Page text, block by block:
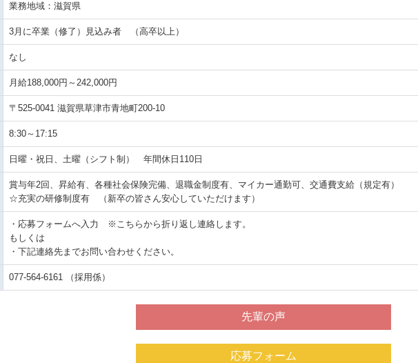
業務地域：滋賀県
3月に卒業（修了）見込み者 （高卒以上）
なし
月給188,000円～242,000円
〒525-0041 滋賀県草津市青地町200-10
8:30～17:15
日曜・祝日、土曜（シフト制） 年間休日110日
賞与年2回、昇給有、各種社会保険完備、退職金制度有、マイカー通勤可、交通費支給（規定有）
☆充実の研修制度有 （新卒の皆さん安心していただけます）
・応募フォームへ入力 ※こちらから折り返し連絡します。
もしくは
・下記連絡先までお問い合わせください。
077-564-6161 （採用係）
先輩の声
応募フォーム